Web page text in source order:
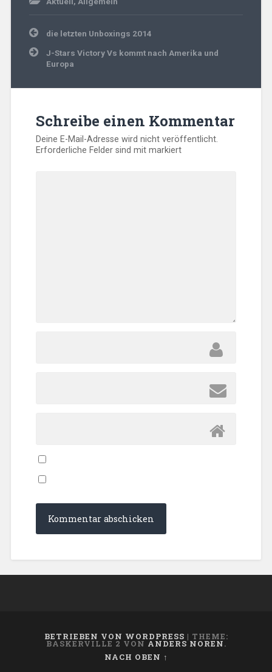
Beitragsnavigation
die letzten Unboxings 2014
J-Stars Victory Vs kommt nach Amerika und
Europa
Schreibe einen Kommentar
Deine E-Mail-Adresse wird nicht veröffentlicht.
Erforderliche Felder sind mitmarkiert
BETRIEBEN VON WORDPRESS | THEME:
BASKERVILLE 2 VON ANDERS NOREN.
NACH OBEN ↑